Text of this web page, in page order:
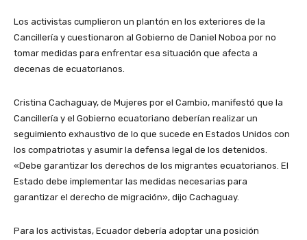
Los activistas cumplieron un plantón en los exteriores de la
Cancillería y cuestionaron al Gobierno de Daniel Noboa por no
tomar medidas para enfrentar esa situación que afecta a
decenas de ecuatorianos.
Cristina Cachaguay, de Mujeres por el Cambio, manifestó que la
Cancillería y el Gobierno ecuatoriano deberían realizar un
seguimiento exhaustivo de lo que sucede en Estados Unidos con
los compatriotas y asumir la defensa legal de los detenidos.
«Debe garantizar los derechos de los migrantes ecuatorianos. El
Estado debe implementar las medidas necesarias para
garantizar el derecho de migración», dijo Cachaguay.
Para los activistas, Ecuador debería adoptar una posición